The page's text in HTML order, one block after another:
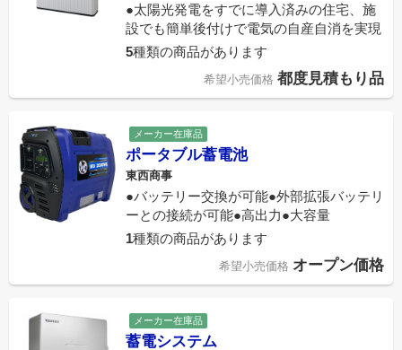
●太陽光発電をすでに導入済みの住宅、施
設でも簡単後付けで電気の自産自消を実現
5種類の商品があります
希望小売価格 都度見積もり品
メーカー在庫品
ポータブル蓄電池
東西商事
●バッテリー交換が可能●外部拡張バッテリ
ーとの接続が可能●高出力●大容量
1種類の商品があります
希望小売価格 オープン価格
メーカー在庫品
蓄電システム